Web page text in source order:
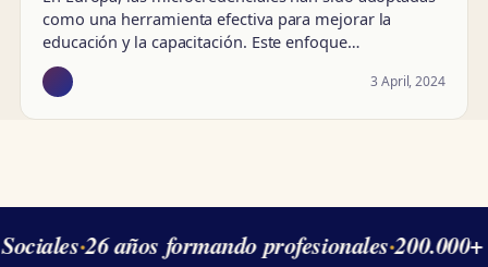
como una herramienta efectiva para mejorar la
educación y la capacitación. Este enfoque…
3 April, 2024
·26 años formando profesionales·200.000+